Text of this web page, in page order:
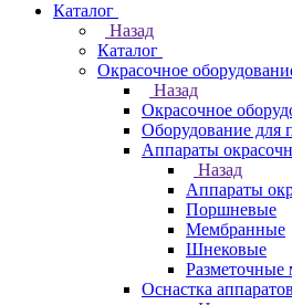
Каталог
Назад
Каталог
Окрасочное
Назад
Окрасочное
Оборудование для
Аппараты
Назад
Аппараты
Поршневые
Мембранные
Шнековые
Оснастка